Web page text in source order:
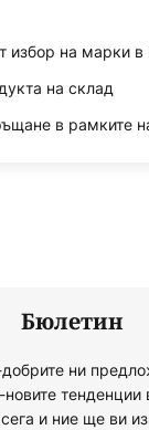
избор на марки в
на склад
в рамките
Бюлетин
ни
тенденции
и ние ще ви